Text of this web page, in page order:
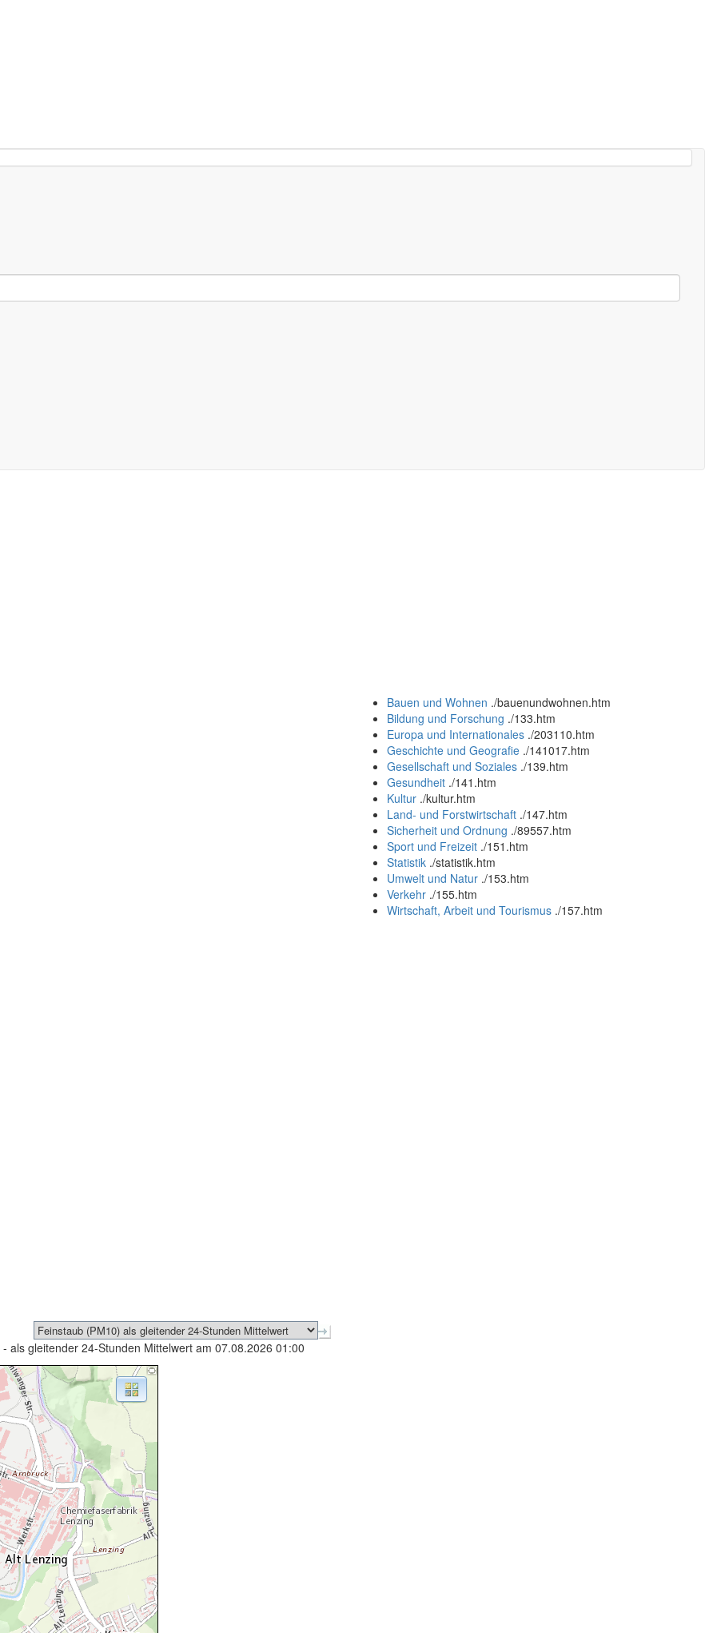
Bauen und Wohnen ./bauenundwohnen.htm
Bildung und Forschung ./133.htm
Europa und Internationales ./203110.htm
Geschichte und Geografie ./141017.htm
Gesellschaft und Soziales ./139.htm
Gesundheit ./141.htm
Kultur ./kultur.htm
Land- und Forstwirtschaft ./147.htm
Sicherheit und Ordnung ./89557.htm
Sport und Freizeit ./151.htm
Statistik ./statistik.htm
Umwelt und Natur ./153.htm
Verkehr ./155.htm
Wirtschaft, Arbeit und Tourismus ./157.htm
- als gleitender 24-Stunden Mittelwert am 07.08.2026 01:00